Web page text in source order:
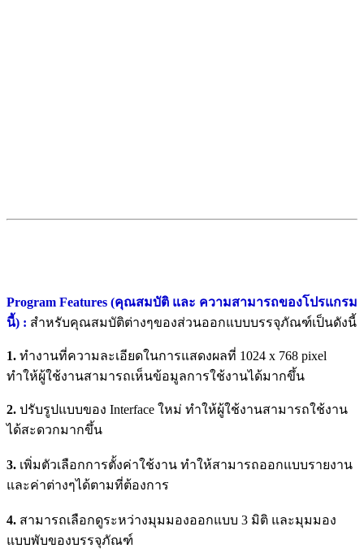
Program Features (คุณสมบัติ และ ความสามารถของโปรแกรม
นี้) : สำหรับคุณสมบัติต่างๆของส่วนออกแบบบรรจุภัณฑ์เป็นดังนี้
1. ทำงานที่ความละเอียดในการแสดงผลที่ 1024 x 768 pixel
ทำให้ผู้ใช้งานสามารถเห็นข้อมูลการใช้งานได้มากขึ้น
2. ปรับรูปแบบของ Interface ใหม่ ทำให้ผู้ใช้งานสามารถใช้งาน
ได้สะดวกมากขึ้น
3. เพิ่มตัวเลือกการตั้งค่าใช้งาน ทำให้สามารถออกแบบรายงาน
และค่าต่างๆได้ตามที่ต้องการ
4. สามารถเลือกดูระหว่างมุมมองออกแบบ 3 มิติ และมุมมอง
แบบพับของบรรจุภัณฑ์